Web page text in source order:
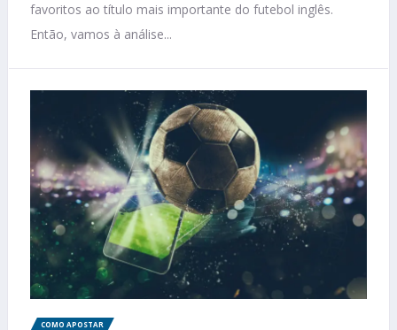
favoritos ao título mais importante do futebol inglês.
Então, vamos à análise...
COMO APOSTAR